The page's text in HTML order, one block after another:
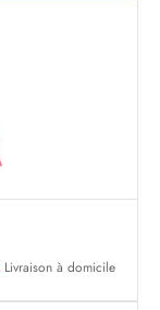
Livraison à domicile